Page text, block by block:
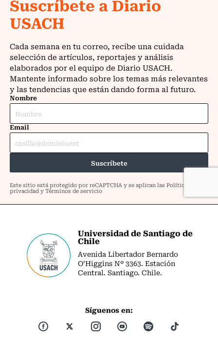
Universidad de Santiago de
Chile
Avenida Libertador Bernardo
O’Higgins Nº 3363. Estación
Central. Santiago. Chile.
Síguenos en: